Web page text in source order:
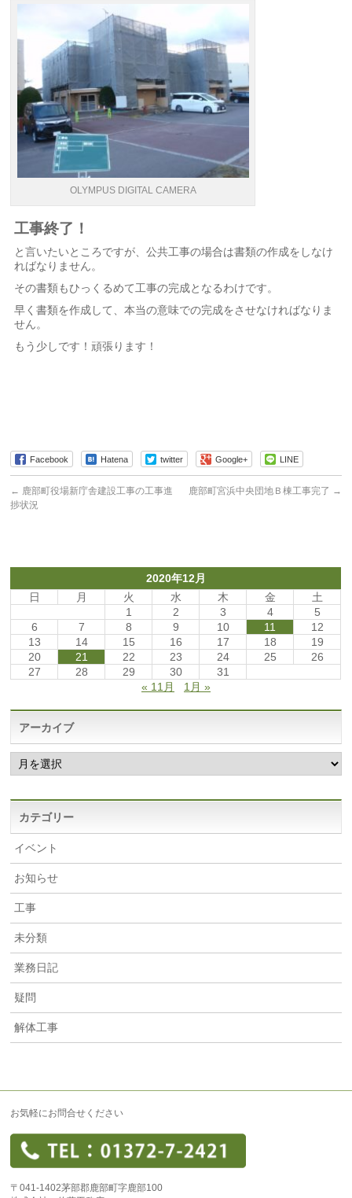
OLYMPUS DIGITAL CAMERA
工事終了！
と言いたいところですが、公共工事の場合は書類の作成をしなけ
ればなりません。
その書類もひっくるめて工事の完成となるわけです。
早く書類を作成して、本当の意味での完成をさせなければなりま
せん。
もう少しです！頑張ります！
Facebook Hatena twitter Google+ LINE
← 鹿部町役場新庁舎建設工事の工事進
捗状況
鹿部町宮浜中央団地Ｂ棟工事完了 →
2020年12月
日
月 火 水 木 金
土
1
2 3 4
5
6
7 8 9 10 11
12
13
14 15 16 17 18
19
20
21 22 23 24 25
26
27
28 29 30
31
« 11月
1月 »
アーカイブ
ア
ー
カ
カテゴリー
イベント
お知らせ
工事
未分類
業務日記
疑問
解体工事
お気軽にお問合せください
〒041-1402茅部郡鹿部町字鹿部100